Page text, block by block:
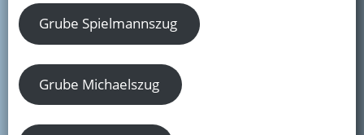
Grube Spielmannszug
Grube Michaelszug